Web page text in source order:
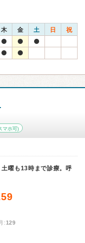
木 金 土 日 祝
マホ可)
曜も13時まで診療。呼
:129